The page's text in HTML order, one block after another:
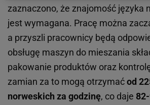
zaznaczono, że znajomość języka
jest wymagana. Pracę można
a przyszli pracownicy będą
obsługę maszyn do mieszania
pakowanie produktów oraz
zamian za to mogą otrzymaćod
norweskich za godzinę, co daje